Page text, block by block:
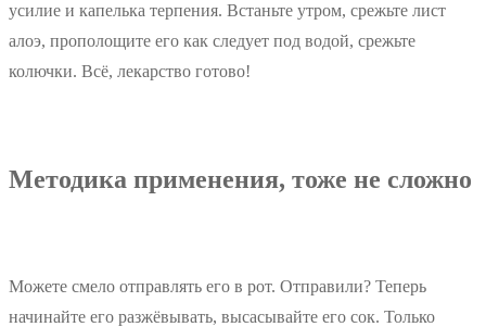
усилие и капелька терпения. Встаньте утром, срежьте лист
алоэ, прополощите его как следует под водой, срежьте
колючки. Всё, лекарство готово!
Методика применения, тоже не сложно
Можете смело отправлять его в рот. Отправили? Теперь
начинайте его разжёвывать, высасывайте его сок. Только